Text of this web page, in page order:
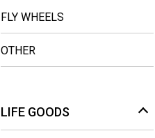
FLY WHEELS
OTHER
LIFE GOODS